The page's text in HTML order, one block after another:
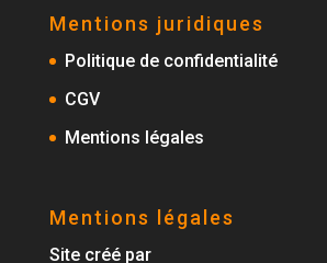
Mentions juridiques
Politique de confidentialité
CGV
Mentions légales
Mentions légales
Site créé par